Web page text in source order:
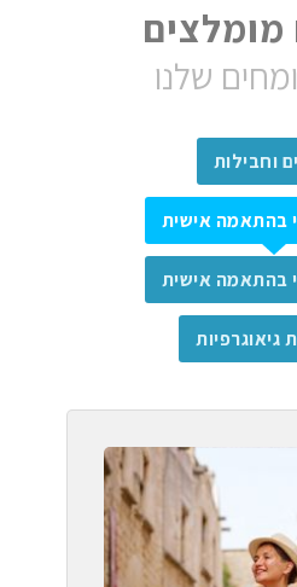
מומלצים
שלנו
וחבילות
בהתאמה אישית
בהתאמה אישית
גיאוגרפיות